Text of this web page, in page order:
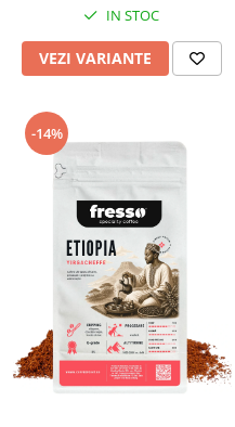
IN STOC
VEZI VARIANTE
-14%